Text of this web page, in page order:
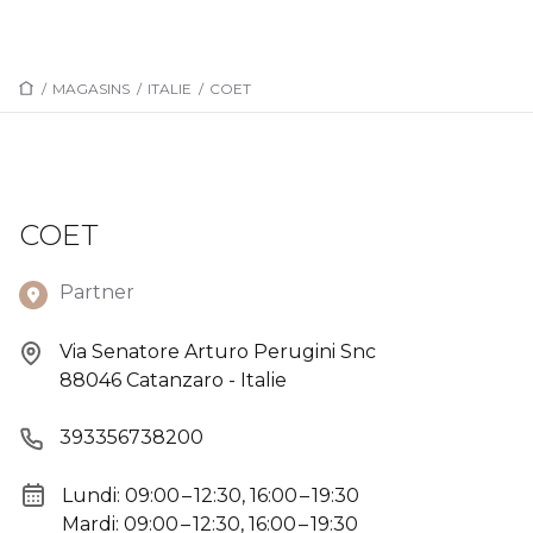
/ MAGASINS / ITALIE / COET
COET
Partner
Via Senatore Arturo Perugini Snc
88046 Catanzaro - Italie
393356738200
Lundi: 09:00 – 12:30, 16:00 – 19:30
Mardi: 09:00 – 12:30, 16:00 – 19:30